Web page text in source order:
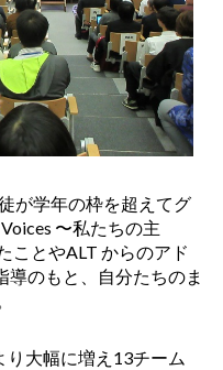
が学年の枠を超えてグ
Voices 〜私たちの主
ことやALT からのアド
のもと、自分たちのま
大幅に増え13チーム